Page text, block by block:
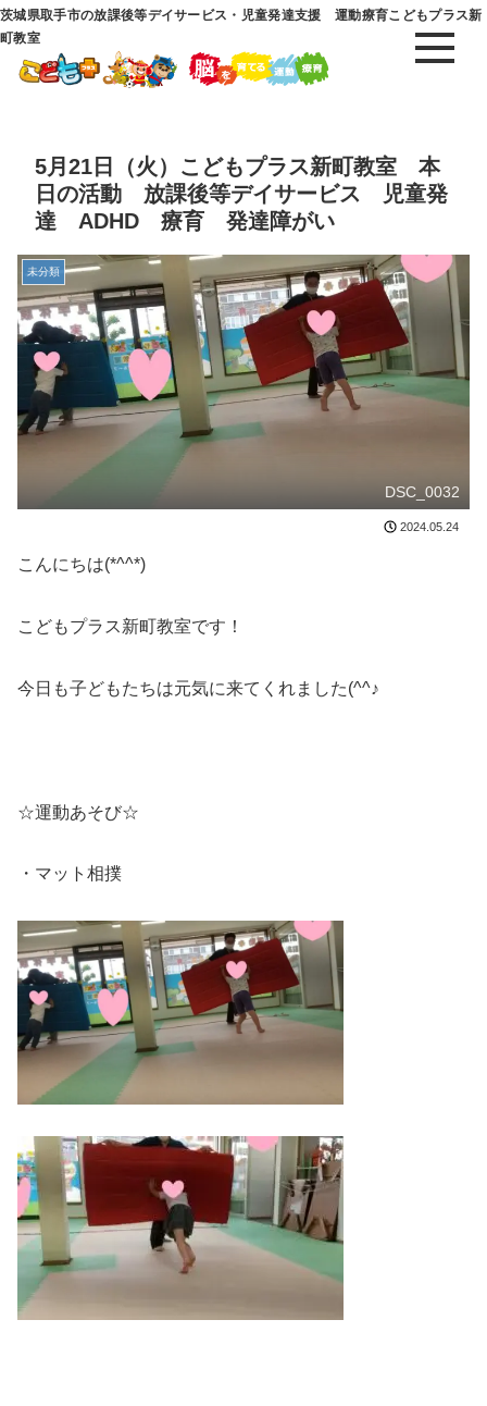
茨城県取手市の放課後等デイサービス・児童発達支援 運動療育こどもプラス新
町教室
5月21日（火）こどもプラス新町教室 本
日の活動 放課後等デイサービス 児童発
達 ADHD 療育 発達障がい
未分類
DSC_0032
2024.05.24
こんにちは(*^^*)
こどもプラス新町教室です！
今日も子どもたちは元気に来てくれました(^^♪
☆運動あそび☆
・マット相撲